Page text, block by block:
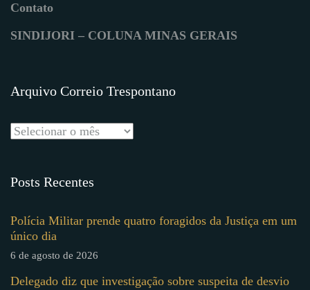
Contato
SINDIJORI – COLUNA MINAS GERAIS
Arquivo Correio Trespontano
Posts Recentes
Polícia Militar prende quatro foragidos da Justiça em um
único dia
6 de agosto de 2026
Delegado diz que investigação sobre suspeita de desvio